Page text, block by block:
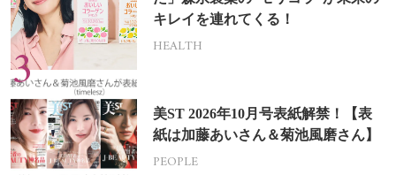
キレイを連れてくる！
HEALTH
美ST 2026年10月号表紙解禁！【表
紙は加藤あいさん＆菊池風磨さん】
PEOPLE